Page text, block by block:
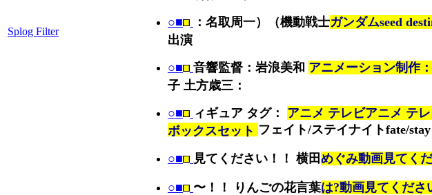
Splog Filter
○■ ：名取周一）（機動戦士ガンダムseed
出演
○■ 音響監督：岩浪美和 アニメーション制作
子 土方歳三：
○■ ィギュア タグ： アニメ テレビアニメ テ
ボックスセット フェイト/ステイナイトfate/
○■ 見てください！！ 横田 めぐみ動画見てく
○■ 〜！！ りんごの花言葉は?動画見てくださ